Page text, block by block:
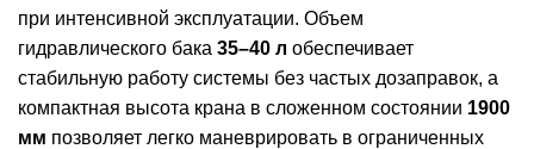
при интенсивной эксплуатации. Объем
гидравлического бака 35–40 л обеспечивает
стабильную работу системы без частых дозаправок, а
компактная высота крана в сложенном состоянии 1900
мм позволяет легко маневрировать в ограниченных